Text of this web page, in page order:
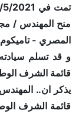
منح المهندس /
المصري -
و قد تسلم
قائمة الشرف
يذكر ان..
قائمة الشرف